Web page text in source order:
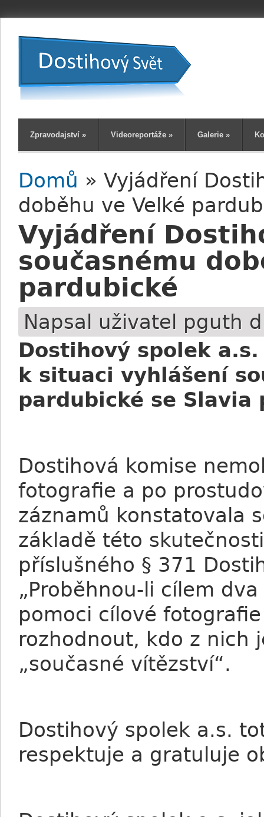
Zpravodajství » Videoreportáže » Galerie »
Jste zde
Domů » Vyjádření
doběhu ve Velké
Vyjádření
současnému
pardubické
Napsal uživatel pguth
Dostihový spolek
k situaci vyhlášení
pardubické se Slavia
Dostihová komise
fotografie a po
záznamů konstatovala
základě této
příslušného § 371
„Proběhnou-li cílem
pomoci cílové
rozhodnout, kdo z nich
„současné vítězství“.
Dostihový spolek a.s.
respektuje a gratuluje